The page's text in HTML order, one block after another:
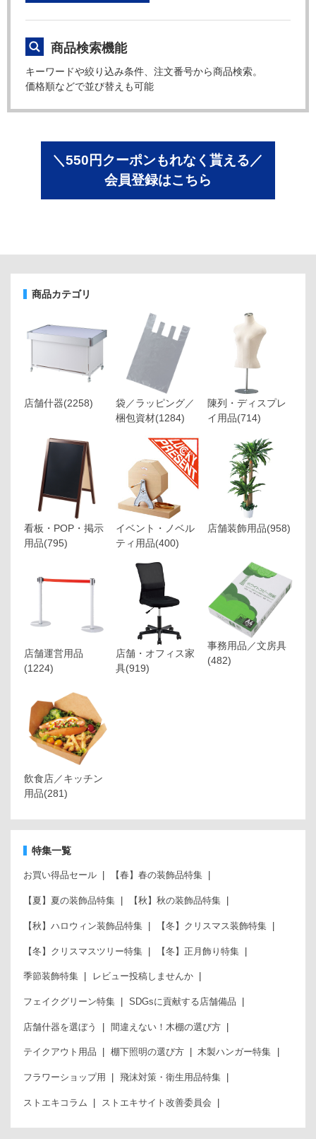
商品検索機能
キーワードや絞り込み条件、注文番号から商品検索。
価格順などで並び替えも可能
＼550円クーポンもれなく貰える／
会員登録はこちら
商品カテゴリ
店舗什器(2258)
袋／ラッピング／
梱包資材(1284)
陳列・ディスプレ
イ用品(714)
看板・POP・掲示
用品(795)
イベント・ノベル
ティ用品(400)
店舗装飾用品(958)
店舗運営用品
(1224)
店舗・オフィス家
具(919)
事務用品／文房具
(482)
飲食店／キッチン
用品(281)
特集一覧
お買い得品セール 【春】春の装飾品特集
【夏】夏の装飾品特集 【秋】秋の装飾品特集
【秋】ハロウィン装飾品特集 【冬】クリスマス装飾特集
【冬】クリスマスツリー特集 【冬】正月飾り特集
季節装飾特集 レビュー投稿しませんか
フェイクグリーン特集 SDGsに貢献する店舗備品
店舗什器を選ぼう 間違えない！木棚の選び方
テイクアウト用品 棚下照明の選び方 木製ハンガー特集
フラワーショップ用 飛沫対策・衛生用品特集
ストエキコラム ストエキサイト改善委員会